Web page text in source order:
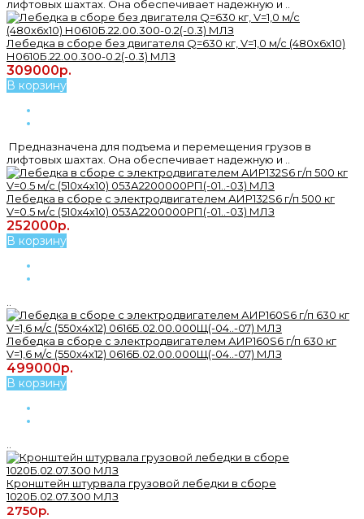
лифтовых шахтах. Она обеспечивает надежную и ..
Лебедка в сборе без двигателя Q=630 кг, V=1,0 м/с (480х6х10)
Н0610Б.22.00.300-0.2(-0.3) МЛЗ
309000р.
В корзину
Предназначена для подъема и перемещения грузов в
лифтовых шахтах. Она обеспечивает надежную и ..
Лебедка в сборе с электродвигателем АИР132S6 г/п 500 кг
V=0.5 м/с (510х4х10) 053А2200000РП(-01..-03) МЛЗ
252000р.
В корзину
Лебедка в сборе с электродвигателем АИР160S6 г/п 630 кг
V=1,6 м/с (550х4х12) 0616Б.02.00.000Щ(-04..-07) МЛЗ
499000р.
В корзину
Кронштейн штурвала грузовой лебедки в сборе
1020Б.02.07.300 МЛЗ
2750р.